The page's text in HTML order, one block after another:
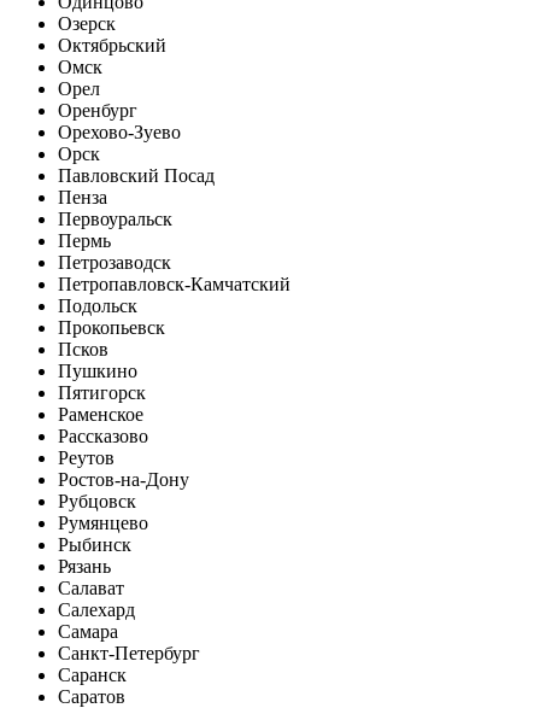
Озерск
Октябрьский
Омск
Орел
Оренбург
Орехово-Зуево
Орск
Павловский Посад
Пенза
Первоуральск
Пермь
Петрозаводск
Петропавловск-Камчатский
Подольск
Прокопьевск
Псков
Пушкино
Пятигорск
Раменское
Рассказово
Реутов
Ростов-на-Дону
Рубцовск
Румянцево
Рыбинск
Рязань
Салават
Салехард
Самара
Санкт-Петербург
Саранск
Саратов